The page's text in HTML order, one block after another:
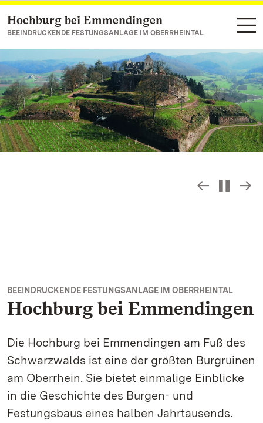
Zum Hauptinhalt springen
Hochburg bei Emmendingen
BEEINDRUCKENDE FESTUNGSANLAGE IM OBERRHEINTAL
BEEINDRUCKENDE FESTUNGSANLAGE IM OBERRHEINTAL
Hochburg bei Emmendingen
Die Hochburg bei Emmendingen am Fuß des
Schwarzwalds ist eine der größten Burgruinen
am Oberrhein. Sie bietet einmalige Einblicke
in die Geschichte des Burgen- und
Festungsbaus eines halben Jahrtausends.